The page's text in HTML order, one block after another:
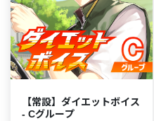
【常設】ダイエットボイス
- Cグループ